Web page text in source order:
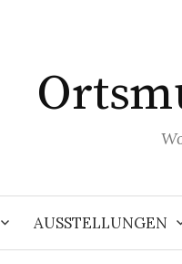
AUSSTELLUNGEN